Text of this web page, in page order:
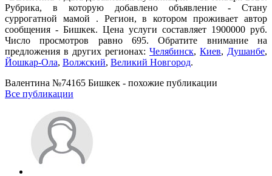
Рубрика, в которую добавлено объявление - Cтану
суррогатной мамой . Регион, в котором проживает автор
сообщения - Бишкек. Цена услуги составляет 1900000 руб.
Число просмотров равно 695. Обратите внимание на
предложения в других регионах: Челябинск, Киев, Душанбе,
Йошкар-Ола, Волжский, Великий Новгород.
Валентина №74165 Бишкек - похожие публикации
Все публикации